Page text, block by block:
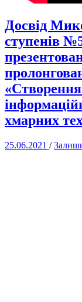
Досвід
ступенів
«Створення
хмарних
25.06.2021 /